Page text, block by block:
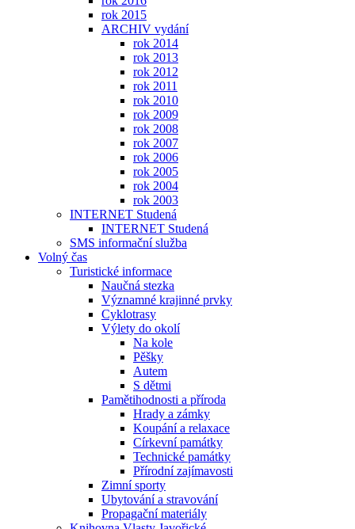
rok 2015
ARCHIV vydání
rok 2014
rok 2013
rok 2012
rok 2011
rok 2010
rok 2009
rok 2008
rok 2007
rok 2006
rok 2005
rok 2004
rok 2003
INTERNET Studená
INTERNET Studená
SMS informační služba
Volný čas
Turistické informace
Naučná stezka
Významné krajinné prvky
Cyklotrasy
Výlety do okolí
Na kole
Pěšky
Autem
S dětmi
Pamětihodnosti a příroda
Hrady a zámky
Koupání a relaxace
Církevní památky
Technické památky
Přírodní zajímavosti
Zimní sporty
Ubytování a stravování
Propagační materiály